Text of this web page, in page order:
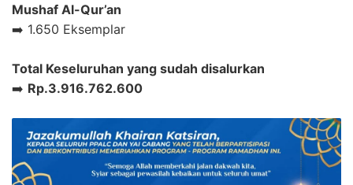
Mushaf Al-Qur’an
➡️ 1.650 Eksemplar
Total Keseluruhan yang sudah disalurkan
➡️ Rp.3.916.762.600